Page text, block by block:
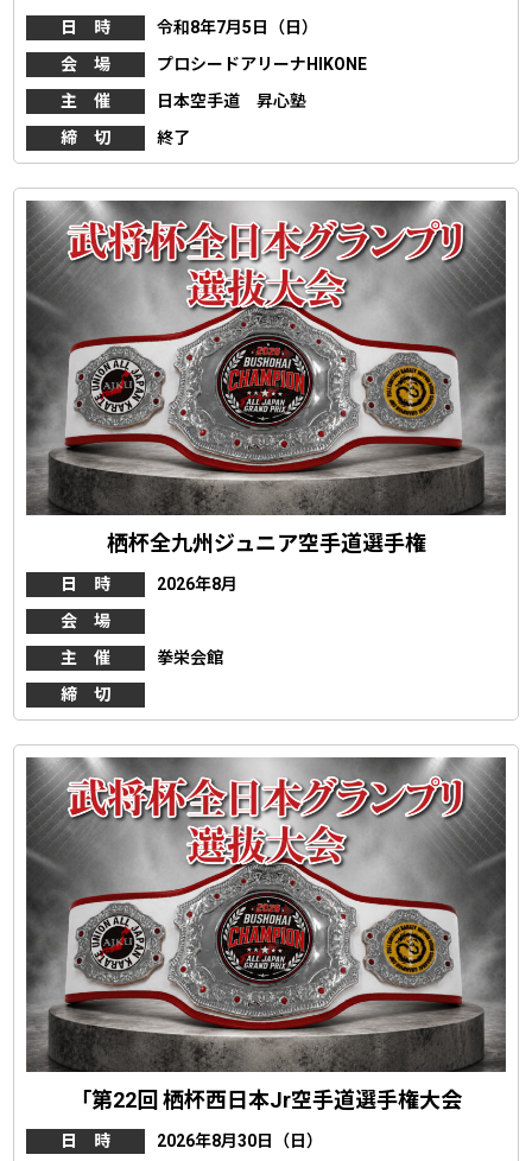
日 時
令和8年7月5日（日）
会 場
プロシードアリーナHIKONE
主 催
日本空手道 昇心塾
締 切
終了
栖杯全九州ジュニア空手道選手権
日 時
2026年8月
会 場
主 催
拳栄会館
締 切
「第22回 栖杯西日本Jr空手道選手権大会
日 時
2026年8月30日（日）